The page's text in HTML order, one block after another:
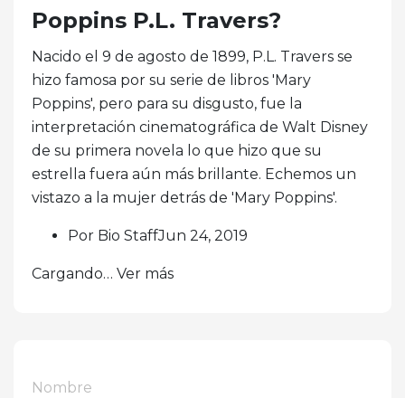
Poppins P.L. Travers?
Nacido el 9 de agosto de 1899, P.L. Travers se
hizo famosa por su serie de libros 'Mary
Poppins', pero para su disgusto, fue la
interpretación cinematográfica de Walt Disney
de su primera novela lo que hizo que su
estrella fuera aún más brillante. Echemos un
vistazo a la mujer detrás de 'Mary Poppins'.
Por Bio StaffJun 24, 2019
Cargando… Ver más
Nombre